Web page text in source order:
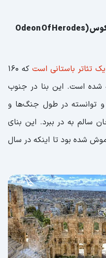
تئاتر باستانی اودئون هرودس آتیکوس (Odeon Of Herodes
تئاتر باستانی است
که 160
است. این بنا در جنوب
و توانسته در طول جنگ‌ها و
سالم به در ببرد. این بنای
شده بود تا اینکه در سال